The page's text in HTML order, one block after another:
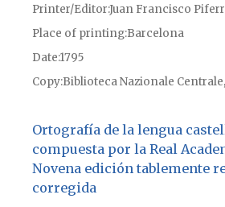
Printer/EditorJuan Francisco
Place of printingBarcelona
Date1795
CopyBiblioteca Nazionale
Ortografía de la lengua
compuesta por la Real
Novena edición tablemente
corregida